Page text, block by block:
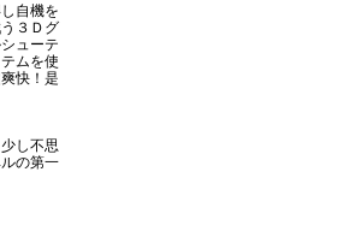
自機を
３Ｄグ
ューテ
ムを使
快！是
し不思
の第一